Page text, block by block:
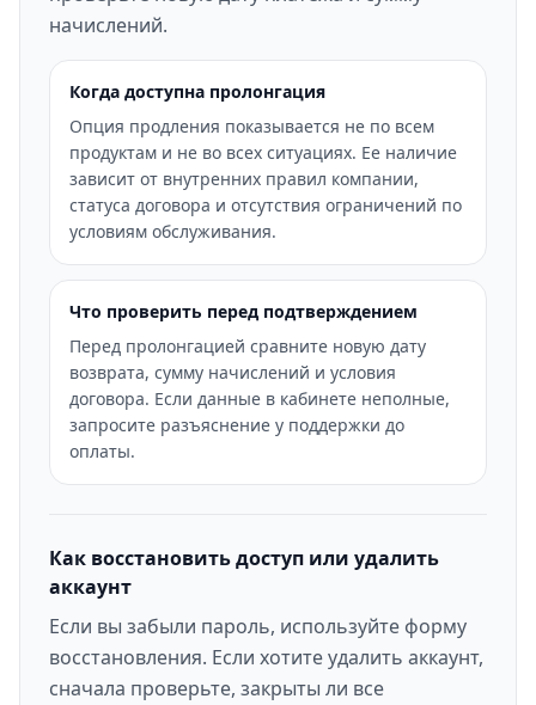
начислений.
Когда доступна пролонгация
Опция продления показывается не по всем
продуктам и не во всех ситуациях. Ее наличие
зависит от внутренних правил компании,
статуса договора и отсутствия ограничений по
условиям обслуживания.
Что проверить перед подтверждением
Перед пролонгацией сравните новую дату
возврата, сумму начислений и условия
договора. Если данные в кабинете неполные,
запросите разъяснение у поддержки до
оплаты.
Как восстановить доступ или удалить
аккаунт
Если вы забыли пароль, используйте форму
восстановления. Если хотите удалить аккаунт,
сначала проверьте, закрыты ли все